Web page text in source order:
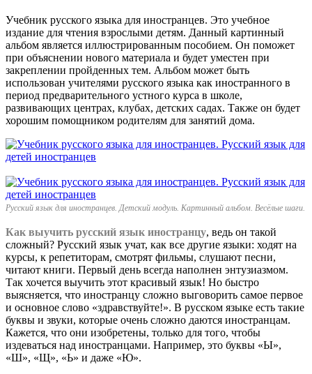
Учебник русского языка для иностранцев. Это учебное
издание для чтения взрослыми детям. Данный картинный
альбом является иллюстрированным пособием. Он поможет
при объяснении нового материала и будет уместен при
закреплении пройденных тем. Альбом может быть
использован учителями русского языка как иностранного в
период предварительного устного курса в школе,
развивающих центрах, клубах, детских садах. Также он будет
хорошим помощником родителям для занятий дома.
Русский язык для иностранцев. Детский модуль. Картинный альбом. Весёлые шаги.
Как выучить русский язык иностранцу, ведь он такой
сложный? Русский язык учат, как все другие языки: ходят на
курсы, к репетиторам, смотрят фильмы, слушают песни,
читают книги. Первый день всегда наполнен энтузиазмом.
Так хочется выучить этот красивый язык! Но быстро
выясняется, что иностранцу сложно выговорить самое первое
и основное слово «здравствуйте!». В русском языке есть такие
буквы и звуки, которые очень сложно даются иностранцам.
Кажется, что они изобретены, только для того, чтобы
издеваться над иностранцами. Например, это буквы «Ы»,
«Ш», «Щ», «Ь» и даже «Ю».